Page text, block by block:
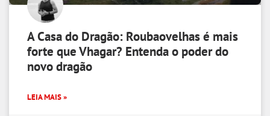
A Casa do Dragão: Roubaovelhas é mais
forte que Vhagar? Entenda o poder do
novo dragão
LEIA MAIS »